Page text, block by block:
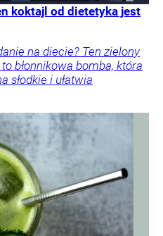
koktajl od dietetyka jest
na diecie? Ten zielony
błonnikowa bomba, która
słodkie i ułatwia